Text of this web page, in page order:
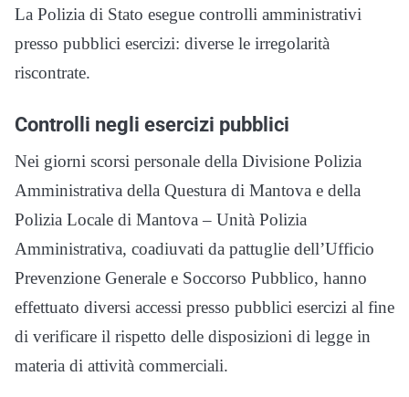
La Polizia di Stato esegue controlli amministrativi
presso pubblici esercizi: diverse le irregolarità
riscontrate.
Controlli negli esercizi pubblici
Nei giorni scorsi personale della Divisione Polizia
Amministrativa della Questura di Mantova e della
Polizia Locale di Mantova – Unità Polizia
Amministrativa, coadiuvati da pattuglie dell’Ufficio
Prevenzione Generale e Soccorso Pubblico, hanno
effettuato diversi accessi presso pubblici esercizi al fine
di verificare il rispetto delle disposizioni di legge in
materia di attività commerciali.